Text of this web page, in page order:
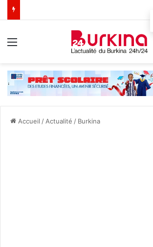
Accueil / Actualité / Burkina